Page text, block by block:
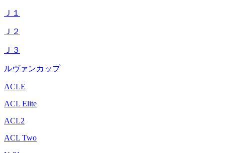
Ｊ１
Ｊ２
Ｊ３
ルヴァンカップ
ACLE
ACL Elite
ACL2
ACL Two